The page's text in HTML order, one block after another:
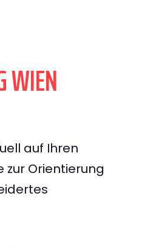
WIEN
auf Ihren
zur Orientierung